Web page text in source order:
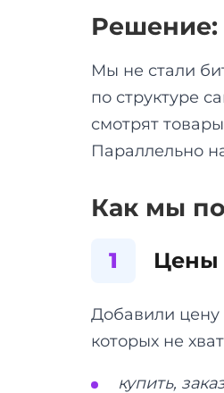
Решение:
Мы не стали
по структуре
смотрят
Параллельно
Как мы
1 Цены
Добавили цену
которых не
купить,